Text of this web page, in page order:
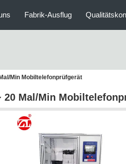
Fabrik-Ausflug
Min Mobiltelefonprüfgerät
20 Mal/Min